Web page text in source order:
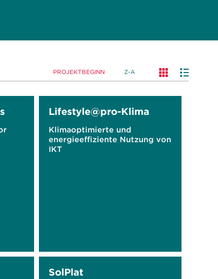
PROJEKTBEGINN Z-A
Lifestyle@pro-Klima
Klimaoptimierte und
energieeffiziente Nutzung von
IKT
SolPlat